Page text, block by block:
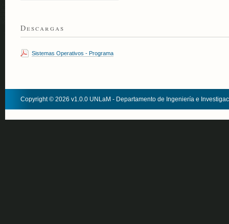
Descargas
Sistemas Operativos - Programa
Copyright © 2026 v1.0.0 UNLaM - Departamento de Ingeniería e